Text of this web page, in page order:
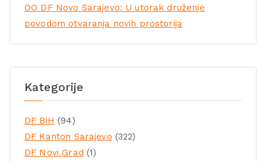
OO DF Novo Sarajevo: U utorak druženje
povodom otvaranja novih prostorija
Kategorije
DF BiH (94)
DF Kanton Sarajevo (322)
DF Novi Grad (1)